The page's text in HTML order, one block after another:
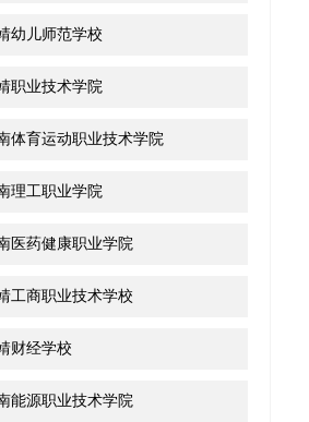
幼儿师范学校
职业技术学院
体育运动职业技术学院
理工职业学院
医药健康职业学院
工商职业技术学校
财经学校
能源职业技术学院